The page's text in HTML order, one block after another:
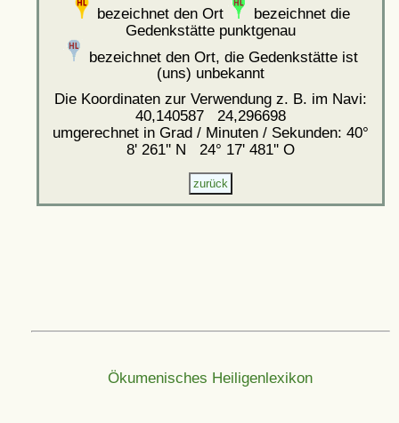
bezeichnet den Ort
bezeichnet die
Gedenkstätte punktgenau
bezeichnet den Ort, die Gedenkstätte ist
(uns) unbekannt
Die Koordinaten zur Verwendung z. B. im Navi:
40,140587 24,296698
umgerechnet in Grad / Minuten / Sekunden: 40°
8' 261'' N 24° 17' 481'' O
Ökumenisches Heiligenlexikon